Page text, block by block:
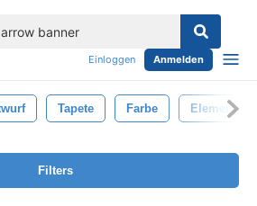
Einloggen Anmelden
Tapete Farbe Element
Filters